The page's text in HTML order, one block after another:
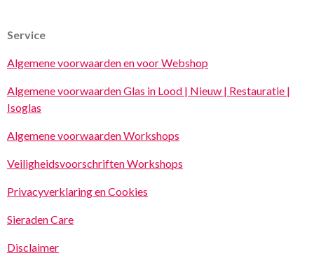
Service
Algemene voorwaarden en voor Webshop
Algemene voorwaarden Glas in Lood | Nieuw | Restauratie |
Isoglas
Algemene voorwaarden Workshops
Veiligheidsvoorschriften Workshops
Privacyverklaring en Cookies
Sieraden Care
Disclaimer